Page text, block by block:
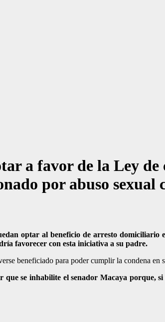
a favor de la Ley de
por abuso sexual
optar al beneficio de arresto domiciliario
favorecer con esta iniciativa a su padre.
beneficiado para poder cumplir la condena en
que se inhabilite el senador Macaya porque, si